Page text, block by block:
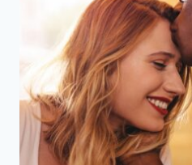
UOMO
CAPRICORNO
È
ATTRATTO
DA
UNA
DONNA
LEONE